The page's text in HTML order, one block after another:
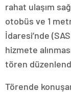
rahat ulaşım
otobüs ve 1
İdaresi’nde
hizmete
tören
Törende